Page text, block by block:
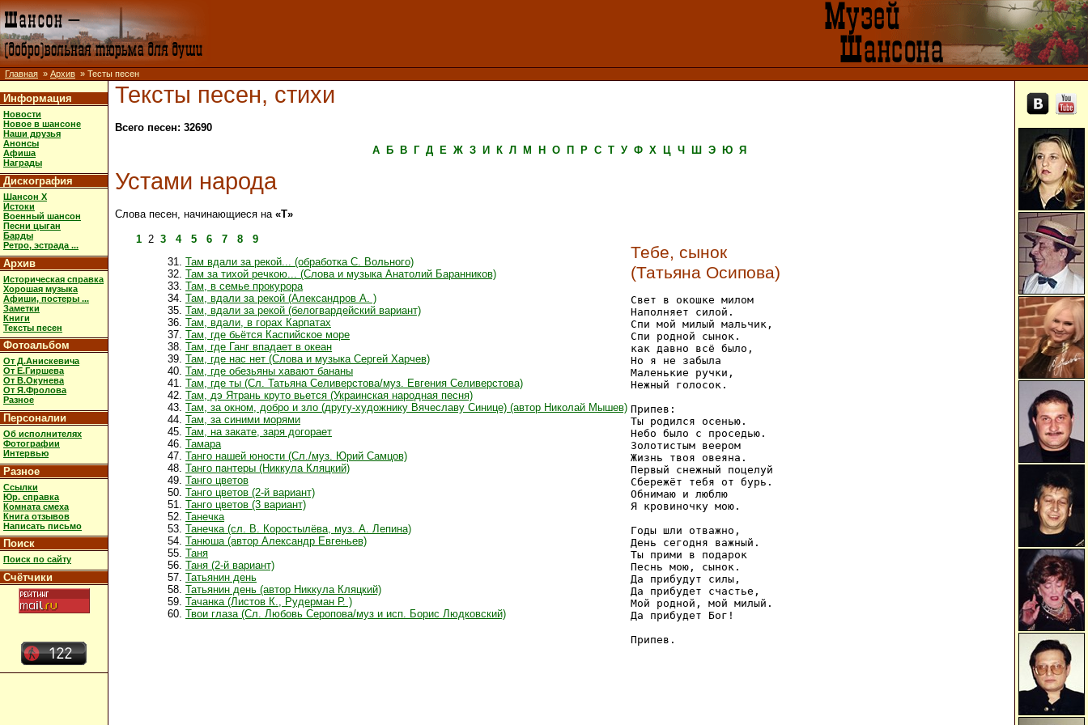
Главная » Архив » Тесты песен
Информация
Новости
Новое в шансоне
Наши друзья
Анонсы
Афиша
Награды
Дискография
Шансон X
Истоки
Военный шансон
Песни цыган
Барды
Ретро, эстрада ...
Архив
Историческая справка
Хорошая музыка
Афиши, постеры ...
Заметки
Книги
Тексты песен
Фотоальбом
От Д.Анискевича
От Е.Гиршева
От В.Окунева
От Я.Фролова
Разное
Персоналии
Об исполнителях
Фотографии
Интервью
Разное
Ссылки
Юр. справка
Комната смеха
Книга отзывов
Написать письмо
Поиск
Поиск по сайту
Счётчики
Тексты песен, стихи
Всего песен: 32690
А
Б В Г Д Е Ж З И К Л М Н О П Р С Т У Ф Х Ц Ч Ш Э Ю Я
Устами народа
Слова песен, начинающиеся на «Т»
1 2 3 4 5 6 7 8
9
Там вдали за рекой... (обработка С. Вольного)
Там за тихой речкою... (Слова и музыка Анатолий Баранников)
Там, в семье прокурора
Там, вдали за рекой (Александров А. )
Там, вдали за рекой (белогвардейский вариант)
Там, вдали, в горах Карпатах
Там, где бьётся Каспийское море
Там, где Ганг впадает в океан
Там, где нас нет (Слова и музыка Сергей Харчев)
Там, где обезьяны хавают бананы
Там, где ты (Сл. Татьяна Селиверстова/муз. Евгения Селиверстова)
Там, дэ Ятрань круто вьется (Украинская народная песня)
Там, за окном, добро и зло (другу-художнику Вячеславу Синице) (автор Николай Мышев)
Там, за синими морями
Там, на закате, заря догорает
Тамара
Танго нашей юности (Сл./муз. Юрий Самцов)
Танго пантеры (Никкула Кляцкий)
Танго цветов
Танго цветов (2-й вариант)
Танго цветов (3 вариант)
Танечка
Танечка (сл. В. Коростылёва, муз. А. Лепина)
Танюша (автор Александр Евгеньев)
Таня
Таня (2-й вариант)
Татьянин день
Татьянин день (автор Никкула Кляцкий)
Тачанка (Листов К., Рудерман Р. )
Твои глаза (Сл. Любовь Серопова/муз и исп. Борис Людковский)
Тебе, сынок
(Татьяна Осипова)
Свет в окошке милом
Наполняет силой.
Спи мой милый мальчик,
Спи родной сынок.
как давно всё было,
Но я не забыла
Маленькие ручки,
Нежный голосок.
Припев:
Ты родился осенью.
Небо было с проседью.
Золотистым веером
Жизнь твоя овеяна.
Первый снежный поцелуй
Сбережёт тебя от бурь.
Обнимаю и люблю
Я кровиночку мою.
Годы шли отважно,
День сегодня важный.
Ты прими в подарок
Песнь мою, сынок.
Да прибудут силы,
Да прибудет счастье,
Мой родной, мой милый.
Да прибудет Бог!
Припев.